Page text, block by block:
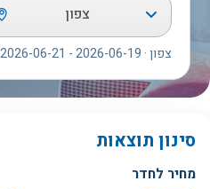
צפון
צפון · 2026-06-19 - 2026-06-21 · 2 מבוגרים
סינון תוצאות
מחיר לחדר